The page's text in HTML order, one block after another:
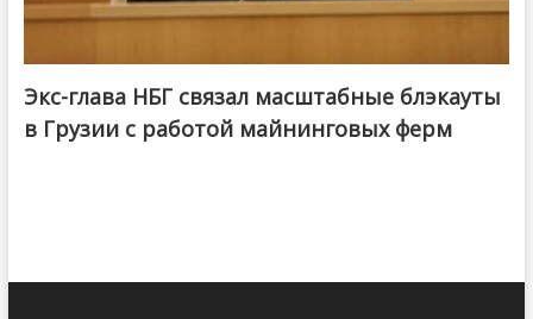
Экс-глава НБГ связал масштабные блэкауты
в Грузии с работой майнинговых ферм